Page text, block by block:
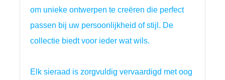
om unieke ontwerpen te creëren die perfect
passen bij uw persoonlijkheid of stijl. De
collectie biedt voor ieder wat wils.
Elk sieraad is zorgvuldig vervaardigd met oog